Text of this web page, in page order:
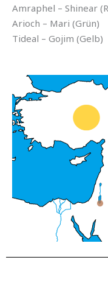
Amraphel – Shinear
Arioch – Mari (Grün)
Tideal – Gojim (Gelb)